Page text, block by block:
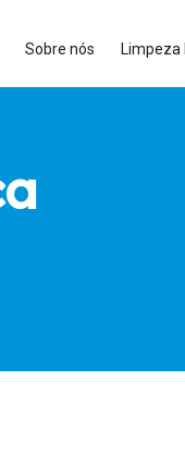
Sobre nós Limpeza